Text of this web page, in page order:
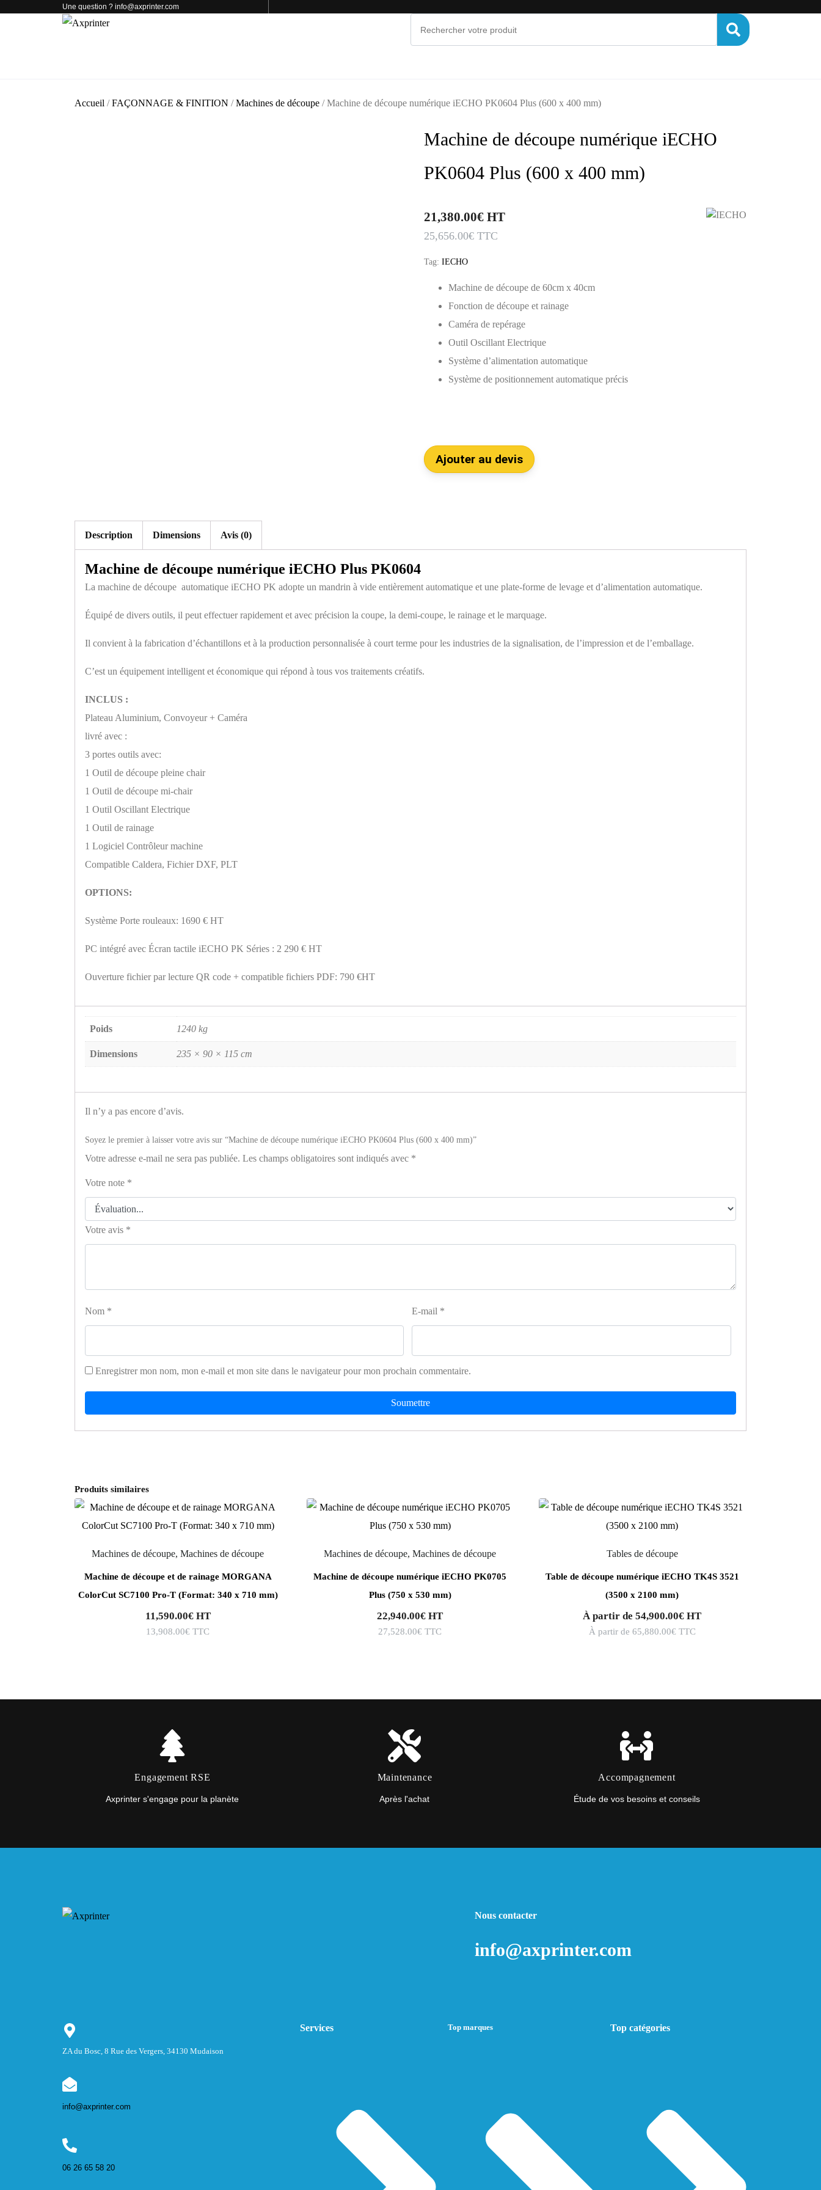
Une question ? info@axprinter.com
Accueil /FAÇONNAGE & FINITION /Machines de découpe / Machine de découpe numérique iECHO PK0604 Plus (600 x 400 mm)
Machine de découpe numérique iECHO
PK0604 Plus (600 x 400 mm)
21,380.00€ HT
25,656.00€ TTC
Tag: IECHO
Machine de découpe de 60cm x 40cm
Fonction de découpe et rainage
Caméra de repérage
Outil Oscillant Electrique
Système d’alimentation automatique
Système de positionnement automatique précis
Ajouter au devis
Description Dimensions Avis (0)
Machine de découpe numérique iECHO Plus PK0604
La machine de découpe automatique iECHO PK adopte un mandrin à vide entièrement automatique et une plate-forme de levage et d’alimentation automatique.
Équipé de divers outils, il peut effectuer rapidement et avec précision la coupe, la demi-coupe, le rainage et le marquage.
Il convient à la fabrication d’échantillons et à la production personnalisée à court terme pour les industries de la signalisation, de l’impression et de l’emballage.
C’est un équipement intelligent et économique qui répond à tous vos traitements créatifs.
INCLUS :
Plateau Aluminium, Convoyeur + Caméra
livré avec :
3 portes outils avec:
1 Outil de découpe pleine chair
1 Outil de découpe mi-chair
1 Outil Oscillant Electrique
1 Outil de rainage
1 Logiciel Contrôleur machine
Compatible Caldera, Fichier DXF, PLT
OPTIONS:
Système Porte rouleaux: 1690 € HT
PC intégré avec Écran tactile iECHO PK Séries : 2 290 € HT
Ouverture fichier par lecture QR code + compatible fichiers PDF: 790 €HT
Poids 1240 kg
Dimensions 235 × 90 × 115 cm
Il n’y a pas encore d’avis.
Soyez le premier à laisser votre avis sur “Machine de découpe numérique iECHO PK0604 Plus (600 x 400 mm)”
Votre adresse e-mail ne sera pas publiée. Les champs obligatoires sont indiqués avec *
Votre note *
Votre avis *
Nom * E-mail *
Enregistrer mon nom, mon e-mail et mon site dans le navigateur pour mon prochain commentaire.
Produits similaires
Machines de découpe, Machines de découpe
Machine de découpe et de rainage MORGANA
ColorCut SC7100 Pro-T (Format: 340 x 710 mm)
11,590.00€HT
13,908.00€ TTC
Machines de découpe, Machines de découpe
Machine de découpe numérique iECHO PK0705
Plus (750 x 530 mm)
22,940.00€ HT
27,528.00€ TTC
Tables de découpe
Table de découpe numérique iECHO TK4S 3521
(3500 x 2100 mm)
À partir de54,900.00€ HT
À partir de 65,880.00€TTC
Engagement RSE
Axprinter s'engage pour la planète
Maintenance
Après l'achat
Accompagnement
Étude de vos besoins et conseils
Nous contacter
info@axprinter.com
ZA du Bosc, 8 Rue des Vergers, 34130 Mudaison
info@axprinter.com
06 26 65 58 20
Services Top marques Top catégories